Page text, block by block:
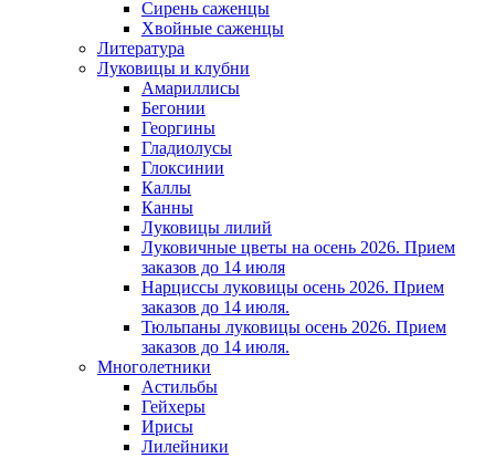
Сирень саженцы
Хвойные саженцы
Литература
Луковицы и клубни
Амариллисы
Бегонии
Георгины
Гладиолусы
Глоксинии
Каллы
Канны
Луковицы лилий
Луковичные цветы на осень 2026. Прием
заказов до 14 июля
Нарциссы луковицы осень 2026. Прием
заказов до 14 июля.
Тюльпаны луковицы осень 2026. Прием
заказов до 14 июля.
Многолетники
Астильбы
Гейхеры
Ирисы
Лилейники